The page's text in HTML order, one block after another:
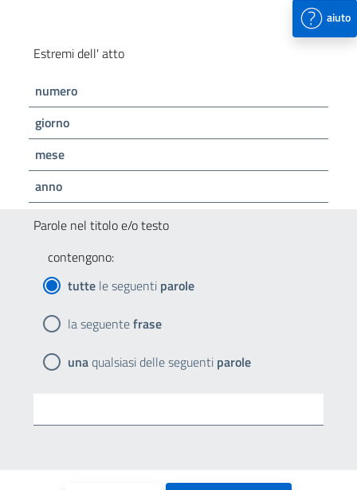
aiuto
Estremi dell' atto
numero
giorno
mese
anno
Parole nel titolo e/o testo
contengono:
tutte le seguenti parole
la seguentefrase
unaqualsiasi delle seguenti parole